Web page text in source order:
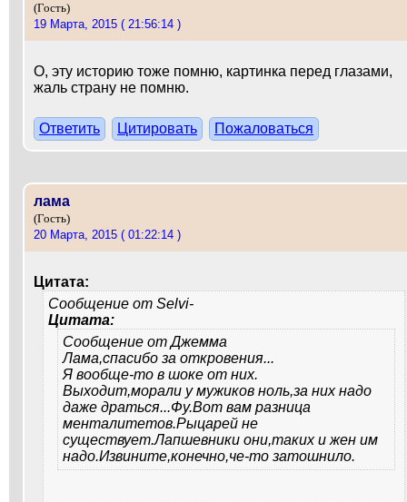
(Гость)
19 Марта, 2015 ( 21:56:14 )
О, эту историю тоже помню, картинка перед глазами,
жаль страну не помню.
Ответить Цитировать Пожаловаться
лама
(Гость)
20 Марта, 2015 ( 01:22:14 )
Цитата:
Сообщение от Selvi-
Цитата:
Сообщение отДжемма
Лама,спасибо за откровения...
Я вообще-то в шоке от них.
Выходит,морали у мужиков ноль,за них надо
даже драться...Фу.Вот вам разница
менталитетов.Рыцарей не
существует.Лапшевники они,таких и жен им
надо.Извините,конечно,че-то затошнило.